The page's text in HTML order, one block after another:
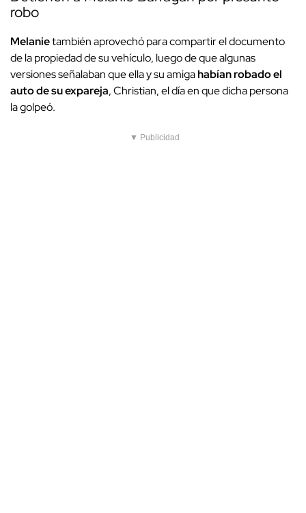
robo
Melanietambién aprovechó para compartir el documento
de la propiedad de su vehículo, luego de que algunas
versiones señalaban que ella y su amigahabían robado el
auto de su expareja, Christian, el día en que dicha persona
la golpeó.
▼ Publicidad